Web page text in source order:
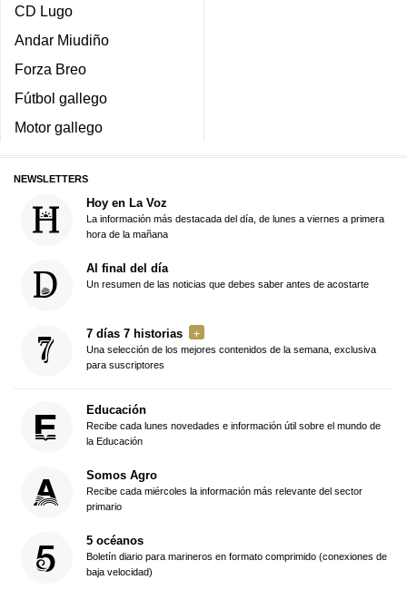
CD Lugo
Andar Miudiño
Forza Breo
Fútbol gallego
Motor gallego
NEWSLETTERS
Hoy en La Voz
La información más destacada del día, de lunes a viernes a primera
hora de la mañana
Al final del día
Un resumen de las noticias que debes saber antes de acostarte
7 días 7 historias
Una selección de los mejores contenidos de la semana, exclusiva
para suscriptores
Educación
Recibe cada lunes novedades e información útil sobre el mundo de
la Educación
Somos Agro
Recibe cada miércoles la información más relevante del sector
primario
5 océanos
Boletín diario para marineros en formato comprimido (conexiones de
baja velocidad)